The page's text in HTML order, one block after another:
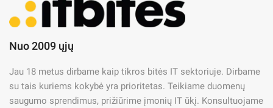
IT Naujienos IT priežiūra IT saugumas
įmonei sumažinti IT išlaidas
40%
Nuo 2009 ųjų
Jau 18 metus dirbame kaip tikros bitės IT sektoriuje. Dirbame
su tais kuriems kokybė yra prioritetas. Teikiame duomenų
saugumo sprendimus, prižiūrime įmonių IT ūkį. Konsultuojame